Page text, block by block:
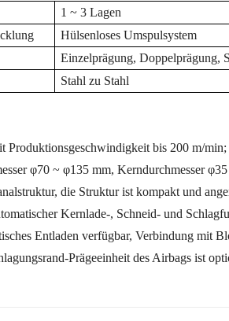
1 ~ 3 Lagen
Hülsenloses Umspulsystem
Einzelprägung, Doppelprägung,
Stahl zu Stahl
Produktionsgeschwindigkeit bis 200 m/min;
φ70 ~ φ135 mm, Kerndurchmesser
die Struktur ist kompakt und
Kernlade-, Schneid- und
Entladen verfügbar, Verbindung mit
Prägeeinheit des Airbags ist